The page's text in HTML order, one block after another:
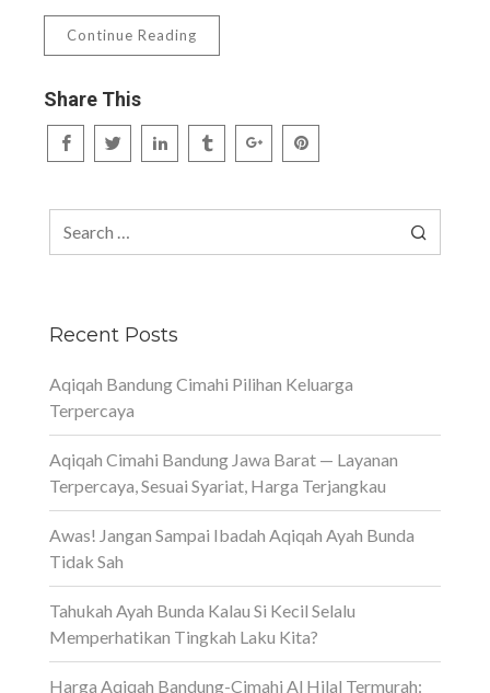
Continue Reading
Share This
Recent Posts
Aqiqah Bandung Cimahi Pilihan Keluarga
Terpercaya
Aqiqah Cimahi Bandung Jawa Barat — Layanan
Terpercaya, Sesuai Syariat, Harga Terjangkau
Awas! Jangan Sampai Ibadah Aqiqah Ayah Bunda
Tidak Sah
Tahukah Ayah Bunda Kalau Si Kecil Selalu
Memperhatikan Tingkah Laku Kita?
Harga Aqiqah Bandung-Cimahi Al Hilal Termurah: